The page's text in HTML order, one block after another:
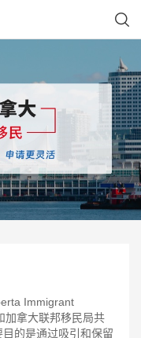
Immigrant
加拿大联邦移民局共
的是通过吸引和保留